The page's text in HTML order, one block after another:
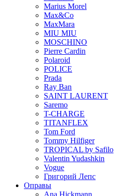
Marius Morel
Max&Co
MaxMara
MIU MIU
MOSCHINO
Pierre Cardin
Polaroid
POLICE
Prada
Ray Ban
SAINT LAURENT
Saremo
T-CHARGE
TITANFLEX
Tom Ford
Tommy Hilfiger
TROPICAL by Safilo
Valentin Yudashkin
Vogue
Григорий Лепс
Оправы
Ana Hickmann